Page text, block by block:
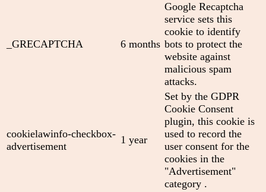
_GRECAPTCHA 6 months
Google Recaptcha
service sets this
cookie to identify
bots to protect the
website against
malicious spam
attacks.
cookielawinfo-checkbox-
advertisement
1 year
Set by the GDPR
Cookie Consent
plugin, this cookie is
used to record the
user consent for the
cookies in the
"Advertisement"
category .